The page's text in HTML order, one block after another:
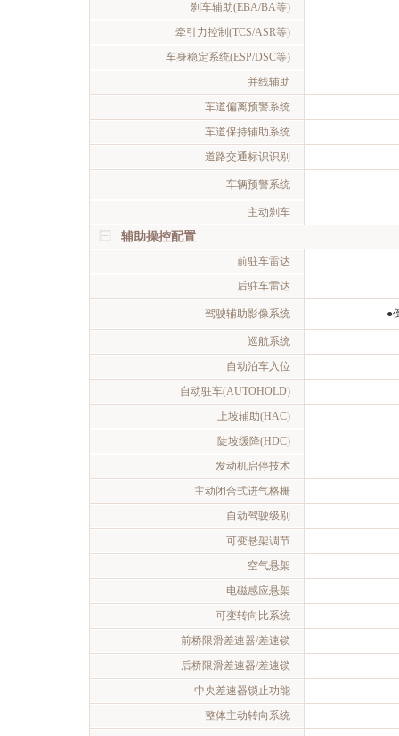
刹车辅助(EBA/BA等)
牵引力控制(TCS/ASR等)
车身稳定系统(ESP/DSC等)
并线辅助
车道偏离预警系统
车道保持辅助系统
道路交通标识识别
车辆预警系统
主动刹车
辅助操控配置
前驻车雷达
后驻车雷达
驾驶辅助影像系统 ●
巡航系统
自动泊车入位
自动驻车(AUTOHOLD)
上坡辅助(HAC)
陡坡缓降(HDC)
发动机启停技术
主动闭合式进气格栅
自动驾驶级别
可变悬架调节
空气悬架
电磁感应悬架
可变转向比系统
前桥限滑差速器/差速锁
后桥限滑差速器/差速锁
中央差速器锁止功能
整体主动转向系统